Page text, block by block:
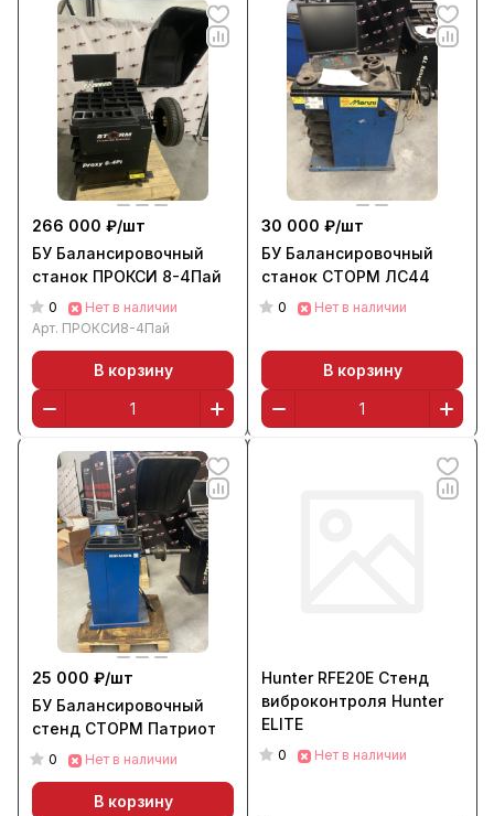
266 000 ₽/шт
БУ Балансировочный
станок ПРОКСИ 8-4Пай
0
Нет в наличии
Арт. ПРОКСИ8-4Пай
В корзину
30 000 ₽/шт
БУ Балансировочный
станок СТОРМ ЛС44
0 Нет в наличии
В корзину
25 000 ₽/шт
БУ Балансировочный
стенд СТОРМ Патриот
0 Нет в наличии
В корзину
Hunter RFE20E Cтенд
виброконтроля Hunter
ELITE
0 Нет в наличии